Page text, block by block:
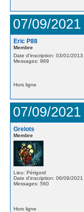
07/09/
Eric P88
Membre
Date d'inscription: 03/01/2013
Messages: 969
Hors ligne
07/09/
Grelots
Membre
Lieu: Périgord
Date d'inscription: 06/09/2021
Messages: 560
Hors ligne